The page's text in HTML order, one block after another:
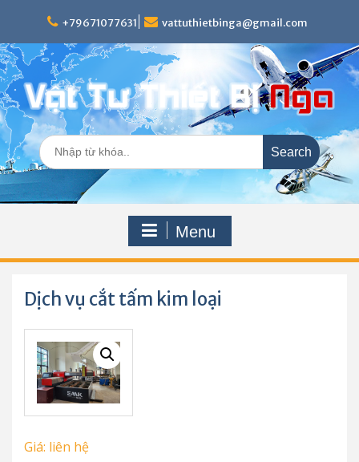
+79671077631 vattuthietbinga@gmail.com
Search
for:
Menu
Dịch vụ cắt tấm kim loại
Giá: liên hệ